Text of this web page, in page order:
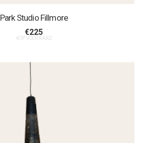
Park Studio Fillmore
€225
4 OP VOORRAAD